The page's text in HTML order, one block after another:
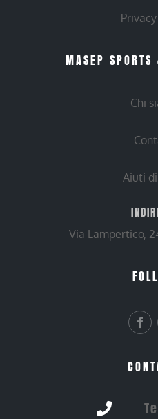
MASEP SPORTS
Chi
Aiuti
Via Lampertico,
